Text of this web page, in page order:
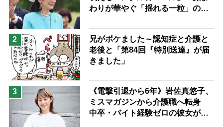
兄がボケました
予防法
わりが華やぐ「揺れる一粒」の使
2
兄がボケました～認知症と介護と
老後と「第84回『特別送達』が届
きました」
3
《電撃引退から6年》岩佐真悠子、
ミスマガジンから介護職へ転身
中卒・バイト経験ゼロの彼女が見